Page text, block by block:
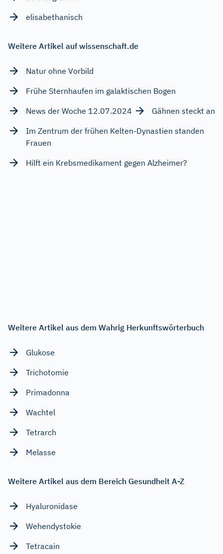
elisabethanisch
Weitere Artikel auf wissenschaft.de
Natur ohne Vorbild
Frühe Sternhaufen im galaktischen Bogen
News der Woche 12.07.2024
Gähnen steckt an
Im Zentrum der frühen Kelten-Dynastien standen
Frauen
Hilft ein Krebsmedikament gegen Alzheimer?
Weitere Artikel aus dem Wahrig Herkunftswörterbuch
Glukose
Trichotomie
Primadonna
Wachtel
Tetrarch
Melasse
Weitere Artikel aus dem Bereich Gesundheit A-Z
Hyaluronidase
Wehendystokie
Tetracain